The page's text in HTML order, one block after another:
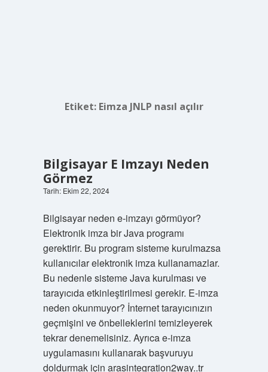
Etiket: Eimza JNLP nasıl açılır
Bilgisayar E Imzayı Neden
Görmez
Tarih: Ekim 22, 2024
Bilgisayar neden e-imzayı görmüyor?
Elektronik imza bir Java programı
gerektirir. Bu program sisteme kurulmazsa
kullanıcılar elektronik imza kullanamazlar.
Bu nedenle sisteme Java kurulması ve
tarayıcıda etkinleştirilmesi gerekir. E-imza
neden okunmuyor? İnternet tarayıcınızın
geçmişini ve önbelleklerini temizleyerek
tekrar denemelisiniz. Ayrıca e-imza
uygulamasını kullanarak başvuruyu
doldurmak için arasintegration2way..tr